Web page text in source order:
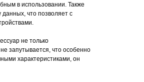
в использовании. Также
данных, что позволяет с
не только
запутывается, что особенно
характеристиками, он